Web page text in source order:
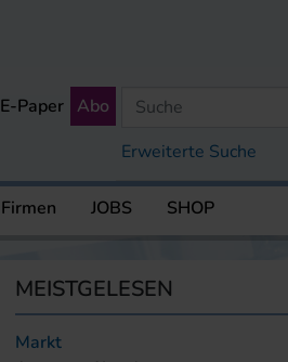
Erweiterte Suche
E-Paper Abo
Firmen JOBS SHOP
MEISTGELESEN
Markt